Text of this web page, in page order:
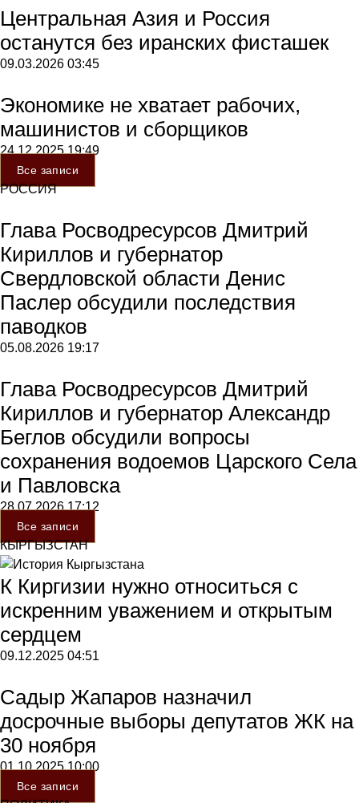
Центральная Азия и Россия
останутся без иранских фисташек
09.03.2026 03:45
Экономике не хватает рабочих,
машинистов и сборщиков
24.12.202519:49
Все записи
РОССИЯ
Глава Росводресурсов Дмитрий
Кириллов и губернатор
Свердловской области Денис
Паслер обсудили последствия
паводков
05.08.2026 19:17
Глава Росводресурсов Дмитрий
Кириллов и губернатор Александр
Беглов обсудили вопросы
сохранения водоемов Царского Села
и Павловска
28.07.202617:12
Все записи
КЫРГЫЗСТАН
К Киргизии нужно относиться с
искренним уважением и открытым
сердцем
09.12.2025 04:51
Садыр Жапаров назначил
досрочные выборы депутатов ЖК на
30 ноября
01.10.202510:00
Все записи